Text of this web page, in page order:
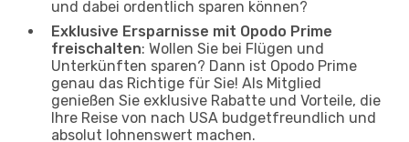
und dabei ordentlich sparen können?
Exklusive Ersparnisse mit Opodo Prime
freischalten: Wollen Sie bei Flügen und
Unterkünften sparen? Dann ist Opodo Prime
genau das Richtige für Sie! Als Mitglied
genießen Sie exklusive Rabatte und Vorteile, die
Ihre Reise von nach USA budgetfreundlich und
absolut lohnenswert machen.